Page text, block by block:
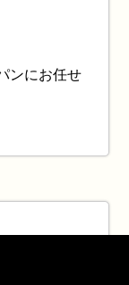
ンにお任せ
チングサ